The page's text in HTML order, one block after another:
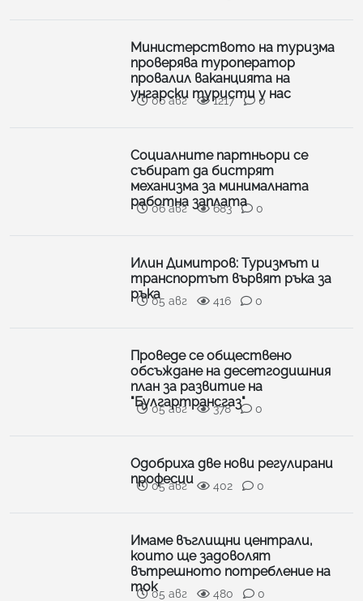
Министерството на туризма
проверява туроператор
провалил ваканцията на
унгарски туристи у нас
06 авг 1217 0
Социалните партньори се
събират да бистрят
механизма за минималната
работна заплата
06 авг 683 0
Илин Димитров: Туризмът и
транспортът вървят ръка за
ръка05 авг 416 0
Проведе се обществено
обсъждане на десетгодишния
план за развитие на
"Булгартрансгаз"
05 авг 378 0
Одобриха две нови регулирани
професии
05 авг 402 0
Имаме въглищни централи,
които ще задоволят
вътрешното потребление на
ток05 авг 480 0